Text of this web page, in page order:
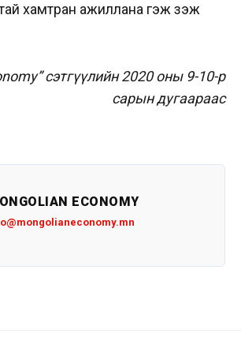
хамтран ажиллана гэж үзэж
сэтгүүлийн 2020 оны 9-10-р
сарын дугаараас
ECONOMY